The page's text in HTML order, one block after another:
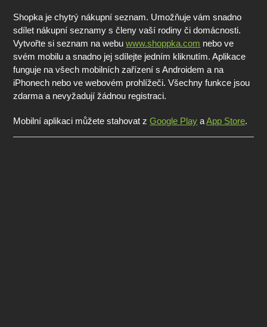
Shopka je chytrý nákupní seznam. Umožňuje vám snadno
sdílet nákupní seznamy s členy vaší rodiny či domácnosti.
Vytvořte si seznam na webuwww.shoppka.com nebo ve
svém mobilu a snadno jej sdílejte jedním kliknutím. Aplikace
funguje na všech mobilních zařízení s Androidem a na
iPhonech nebo ve webovém prohlížeči. Všechny funkce jsou
zdarma a nevyžadují žádnou registraci.
Mobilní aplikaci můžete stahovat zGoogle Play aApp Store.